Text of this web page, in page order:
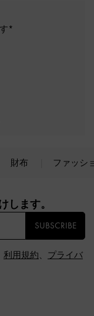
*
財布 ファッシ
します。​
SUBSCRIBE
利用規約、 プライバ